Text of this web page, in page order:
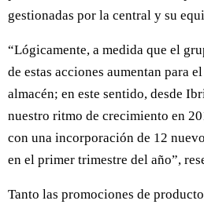
gestionadas por la central y su
“Lógicamente, a medida que el
de estas acciones aumentan para
almacén; en este sentido, desde
nuestro ritmo de crecimiento en
con una incorporación de 12
en el primer trimestre del año”,
Tanto las promociones de